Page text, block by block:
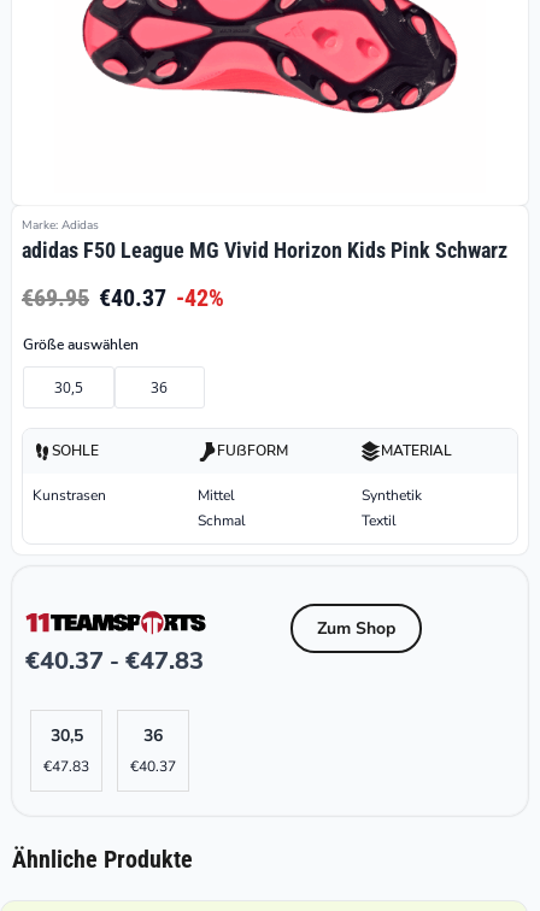
Marke: Adidas
adidas F50 League MG Vivid Horizon Kids Pink Schwarz
€69.95 €40.37 -42%
Größe auswählen
30,5 36
SOHLE
Kunstrasen
FUßFORM
Mittel
Schmal
MATERIAL
Synthetik
Textil
€40.37 - €47.83
Zum Shop
30,5
€47.83
36
€40.37
Ähnliche Produkte